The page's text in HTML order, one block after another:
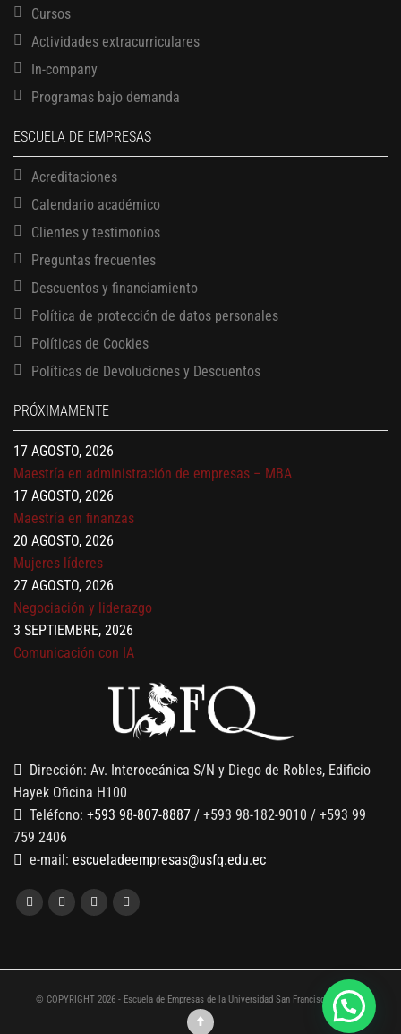
Cursos
Actividades extracurriculares
In-company
Programas bajo demanda
ESCUELA DE EMPRESAS
Acreditaciones
Calendario académico
Clientes y testimonios
Preguntas frecuentes
Descuentos y financiamiento
Política de protección de datos personales
Políticas de Cookies
Políticas de Devoluciones y Descuentos
PRÓXIMAMENTE
Finanzas para no financieros
17 AGOSTO, 2026
17 AGOSTO, 2026
Maestría en administración de empresas – MBA
17 AGOSTO, 2026
Maestría en finanzas
20 AGOSTO, 2026
Mujeres líderes
27 AGOSTO, 2026
Negociación y liderazgo
3 SEPTIEMBRE, 2026
Comunicación con IA
Gobernanza de datos
Finanzas para no financieros
Dirección: Av. Interoceánica S/N y Diego de Robles, Edificio
Hayek Oficina H100
Teléfono: +593 98-807-8887 / +593 98-182-9010 / +593 99
759 2406
e-mail: escueladeempresas@usfq.edu.ec
© COPYRIGHT 2026 - Escuela de Empresas de la Universidad San Francisco de Quito